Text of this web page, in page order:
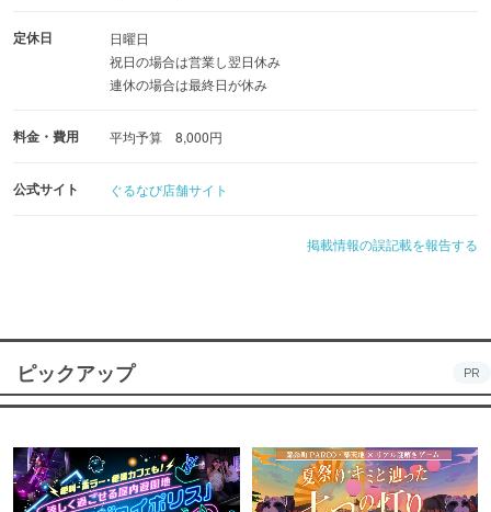
肩肘を張らない空気感で、大阪・北新地で修行を積んだ店
主がご提供する確かな味
定休日
日曜日
祝日の場合は営業し翌日休み
連休の場合は最終日が休み
料金・費用 平均予算 8,000円
公式サイト ぐるなび店舗サイト
掲載情報の誤記載を報告する
ピックアップ PR